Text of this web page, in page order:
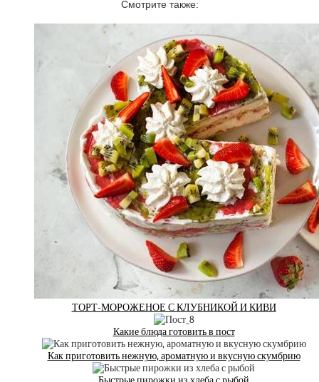
Смотрите также:
ТОРТ-МОРОЖЕНОЕ С КЛУБНИКОЙ И КИВИ
Какие блюда готовить в пост
Как приготовить нежную, ароматную и вкусную скумбрию